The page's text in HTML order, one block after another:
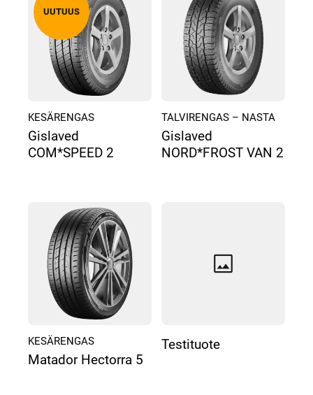
KESÄRENGAS
Gislaved
COM*SPEED 2
TALVIRENGAS – NASTA
Gislaved
NORD*FROST VAN 2
KESÄRENGAS
Matador Hectorra 5
Testituote